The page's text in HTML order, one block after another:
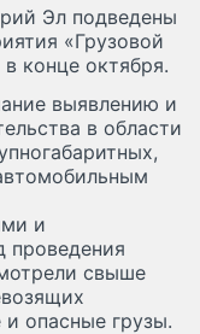
Эл подведены
«Грузовой
конце октября.
выявлению и
в области
и
проведения
свыше
опасные грузы.